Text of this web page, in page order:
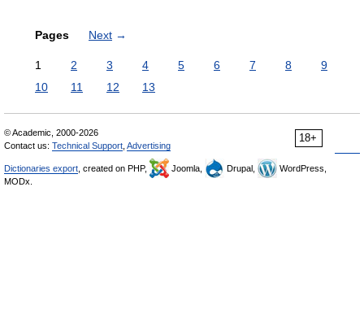
Pages Next →
1 2 3 4 5 6 7 8
9
10
11 12 13
18+
© Academic, 2000-2026
Contact us: Technical Support Advertising
Dictionaries export , created on PHP, Joomla, Drupal,
WordPress,
MODx.